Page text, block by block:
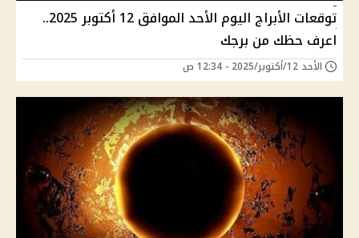
توقعات الأبراج اليوم الأحد الموافق 12 أكتوبر 2025..
اعرف حظك من برجك
الأحد 12/أكتوبر/2025 - 12:34 ص